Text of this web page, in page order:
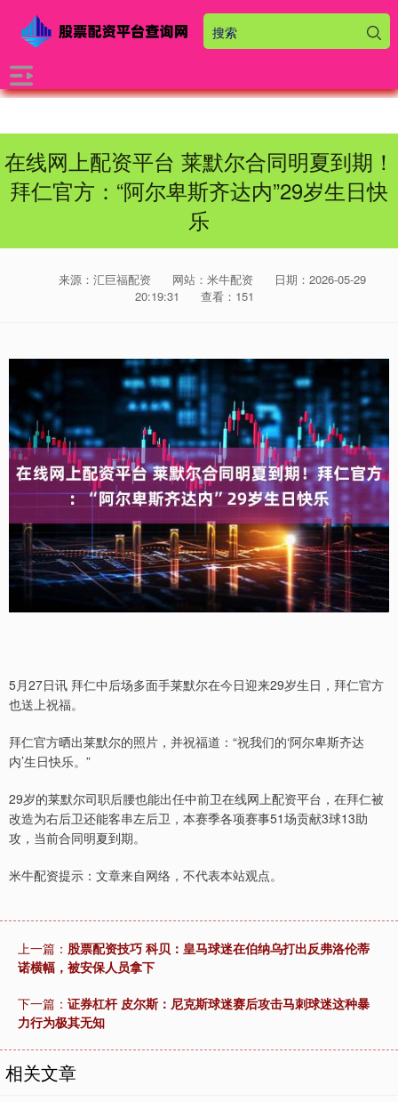
在线网上配资平台 莱默尔合同明夏到期！
拜仁官方：“阿尔卑斯齐达内”29岁生日快
乐
来源：汇巨福配资 网站：米牛配资
日期：2026-05-29
20:19:31
查看：151
5月27日讯 拜仁中后场多面手莱默尔在今日迎来29岁生日，拜仁官方
也送上祝福。
拜仁官方晒出莱默尔的照片，并祝福道：“祝我们的‘阿尔卑斯齐达
内’生日快乐。”
29岁的莱默尔司职后腰也能出任中前卫在线网上配资平台，在拜仁被
改造为右后卫还能客串左后卫，本赛季各项赛事51场贡献3球13助
攻，当前合同明夏到期。
米牛配资提示：文章来自网络，不代表本站观点。
上一篇： 股票配资技巧 科贝：皇马球迷在伯纳乌打出反弗洛伦蒂
诺横幅，被安保人员拿下
下一篇： 证券杠杆 皮尔斯：尼克斯球迷赛后攻击马刺球迷这种暴
力行为极其无知
相关文章